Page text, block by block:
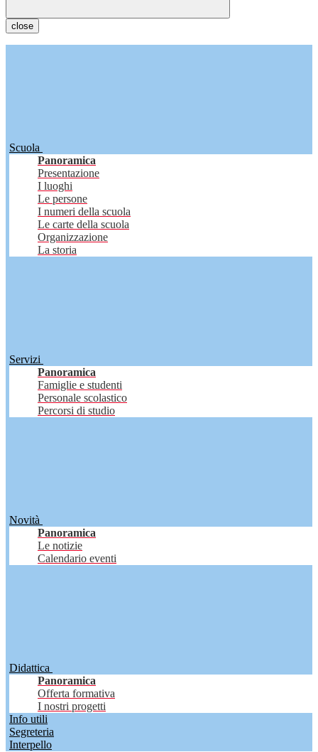
close
Scuola
Panoramica
Presentazione
I luoghi
Le persone
I numeri della scuola
Le carte della scuola
Organizzazione
La storia
Servizi
Panoramica
Famiglie e studenti
Personale scolastico
Percorsi di studio
Novità
Panoramica
Le notizie
Calendario eventi
Didattica
Panoramica
Offerta formativa
I nostri progetti
Info utili
Segreteria
Interpello